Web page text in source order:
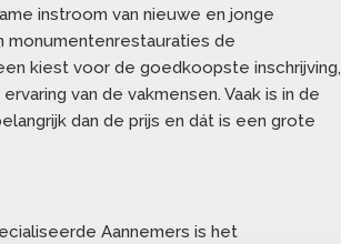
instroom van nieuwe en jonge
monumentenrestauraties de
kiest voor de goedkoopste inschrijving,
van de vakmensen. Vaak is in de
dan de prijs en dát is een grote
Aannemers is het